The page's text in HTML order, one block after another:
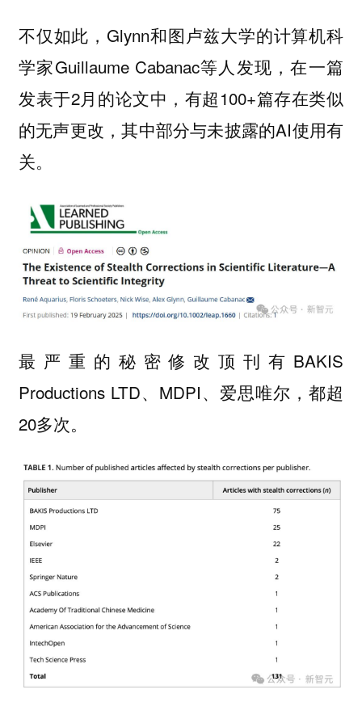
不仅如此，Glynn和图卢兹大学的计算机科
学家Guillaume Cabanac等人发现，在一篇
发表于2月的论文中，有超100+篇存在类似
的无声更改，其中部分与未披露的AI使用有
关。
最严重的秘密修改顶刊有BAKIS
Productions LTD、MDPI、爱思唯尔，都超
20多次。